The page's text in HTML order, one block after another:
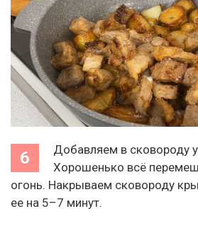
Добавляем в сковороду
Хорошенько всё
огонь. Накрываем сковороду
ее на 5–7 минут.